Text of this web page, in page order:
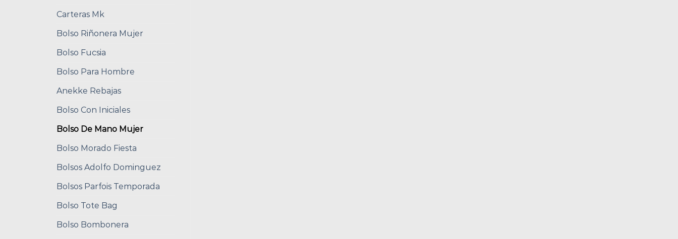
Carteras Mk
Bolso Riñonera Mujer
Bolso Fucsia
Bolso Para Hombre
Anekke Rebajas
Bolso Con Iniciales
Bolso De Mano Mujer
Bolso Morado Fiesta
Bolsos Adolfo Dominguez
Bolsos Parfois Temporada
Bolso Tote Bag
Bolso Bombonera